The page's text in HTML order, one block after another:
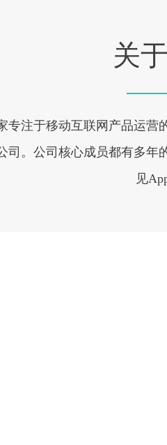
关
专注于移动互联网产品运营
司。公司核心成员都有多年
见